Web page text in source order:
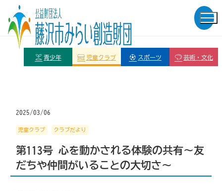
青少年 児童クラブ スポーツ 芸術・文化
2025/03/06
児童クラブ クラブだより
第113号 心を動かされる体験の共有～友
だちや仲間がいることの大切さ～